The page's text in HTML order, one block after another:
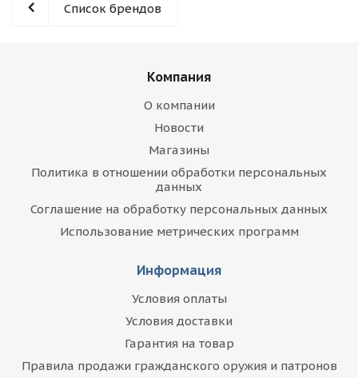
Список брендов
Компания
О компании
Новости
Магазины
Политика в отношении обработки персональных
данных
Соглашение на обработку персональных данных
Использование метрических программ
Информация
Условия оплаты
Условия доставки
Гарантия на товар
Правила продажи гражданского оружия и патронов